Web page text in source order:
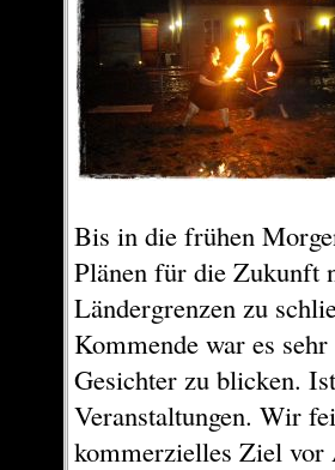
Bis in die frühen
Plänen für die Zukunft
Ländergrenzen zu
Kommende war es
Gesichter zu blicken.
Veranstaltungen. Wir
kommerzielles Ziel vor